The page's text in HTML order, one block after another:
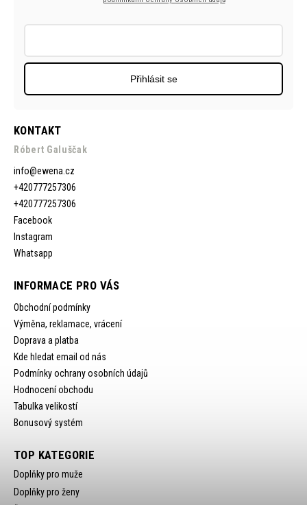
KONTAKT
Róbert Galuščak
info@ewena.cz
+420777257306
+420777257306
Facebook
Instagram
Whatsapp
INFORMACE PRO VÁS
Obchodní podmínky
Výměna, reklamace, vrácení
Doprava a platba
Kde hledat email od nás
Podmínky ochrany osobních údajů
Hodnocení obchodu
Tabulka velikostí
Bonusový systém
Přihlásit se
TOP KATEGORIE
Doplňky pro muže
Doplňky pro ženy